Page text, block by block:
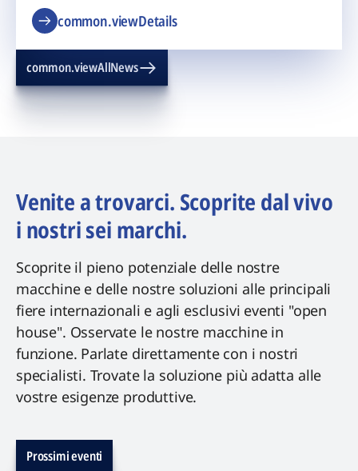
common.viewDetails
common.viewAllNews
Venite a trovarci. Scoprite dal vivo
i nostri sei marchi.
Scoprite il pieno potenziale delle nostre
macchine e delle nostre soluzioni alle principali
fiere internazionali e agli esclusivi eventi "open
house". Osservate le nostre macchine in
funzione. Parlate direttamente con i nostri
specialisti. Trovate la soluzione più adatta alle
vostre esigenze produttive.
Prossimi eventi